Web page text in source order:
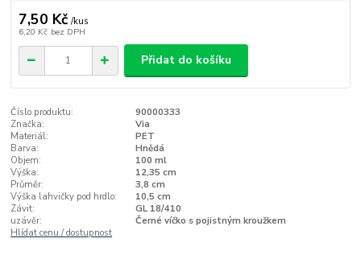
7,50 Kč /kus
6,20 Kč bez DPH
Přidat do košíku
Číslo produktu:
90000333
Značka:
Via
Materiál:
PET
Barva:
Hnědá
Objem:
100 ml
Výška:
12,35 cm
Průměr:
3,8 cm
Výška lahvičky pod hrdlo:
10,5 cm
Závit:
GL 18/410
uzávěr:
Černé víčko s pojistným kroužkem
Hlídat cenu / dostupnost